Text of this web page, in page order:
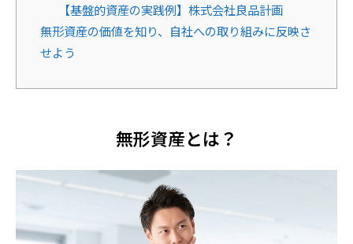
【基盤的資産の実践例】株式会社良品計画
無形資産の価値を知り、自社への取り組みに反映さ
せよう
無形資産とは？